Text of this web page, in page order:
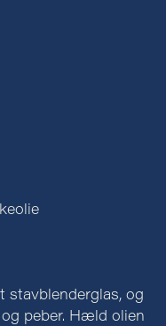
stavblenderglas, og
peber. Hæld olien